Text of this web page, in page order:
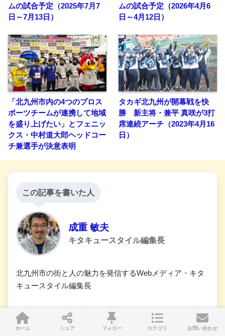
ムの試合予定（2025年7月7
日～7月13日）
ムの試合予定（2026年4月6
日～4月12日）
「北九州市内の4つのプロス
ポーツチームが連携して地域
を盛り上げたい」とフェニッ
クス・中村道大郎ヘッドコー
チ兼選手が決意表明
タカギ北九州が開幕戦を快
勝 新主将・兼平 真咲が3打
席連続アーチ（2023年4月16
日）
この記事を書いた人
成重 敏夫
キタキュースタイル編集長
北九州市の街と人の魅力を発信するWebメディア・キタ
キュースタイル編集長
取材・インタビュー記事の執筆とWebメディアの運営を
メインに事業展開中
ホーム シェア フォロー カテゴリ お問い合わせ